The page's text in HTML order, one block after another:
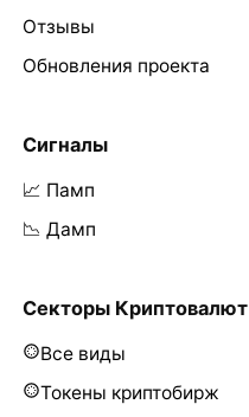
Отзывы
Обновления проекта
Сигналы
📈 Памп
📉 Дамп
Секторы Криптовалют
Все виды
Токены криптобирж